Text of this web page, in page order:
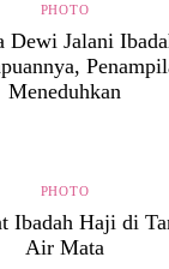
PHOTO
Dewi Jalani
Meneduhkan
PHOTO
Ibadah Haji di
Air Mata